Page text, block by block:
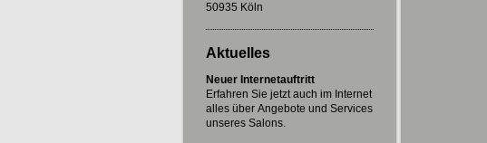
50935 Köln
Aktuelles
Neuer Internetauftritt
Erfahren Sie jetzt auch im Internet
alles über Angebote und Services
unseres Salons.